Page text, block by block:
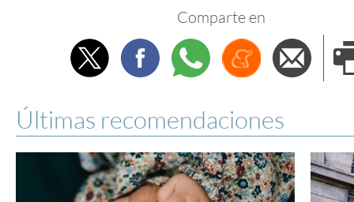
Comparte en
TwitterFacebookWhatsappMenéame
Últimas recomendaciones